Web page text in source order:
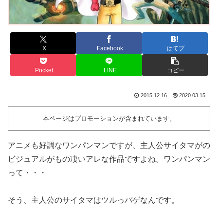
X Facebook はてブ
Pocket LINE コピー
2015.12.16 2020.03.15
本ページはプロモーションが含まれています。
アニメも好調なワンパンマンですが、主人公サイタマがの
ビジュアルがもの凄いアレな作品ですよね。ワンパンマン
って・・・
そう、主人公のサイタマはツルっパゲなんです。